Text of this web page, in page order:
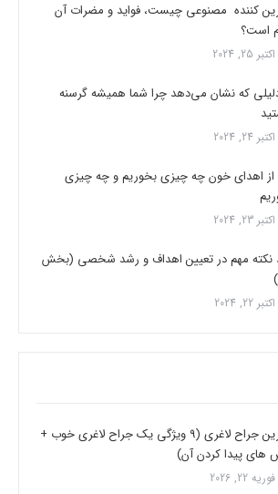
کننده مصنوعی چیست، فواید و مضرات آن
است؟
اکتبر 25, 2024
دلیلی که نشان می‌دهد چرا شما همیشه گرسنه
اکتبر 24, 2024
از اهدای خون چه چیزی بخوریم و چه چیزی
اکتبر 23, 2024
نکته مهم در تعیین اهداف و رشد شخصی (بخش
اکتبر 22, 2024
بهترین جراح لاغری (9 ویژگی یک جراح لاغری خوب +
های پیدا کردن آن)
فوریه 22, 2026